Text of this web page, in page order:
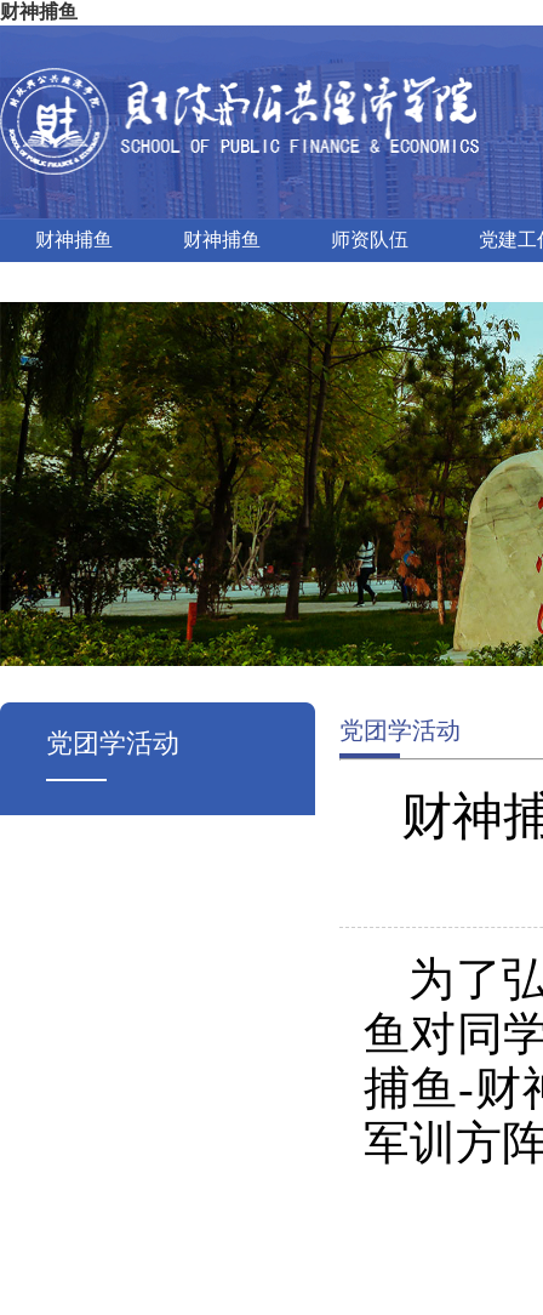
财神捕鱼
财神捕鱼 财神捕鱼 师资队伍
党建工
党团学活动 党团学活动
财神
为了
鱼对同
捕鱼-财
军训方